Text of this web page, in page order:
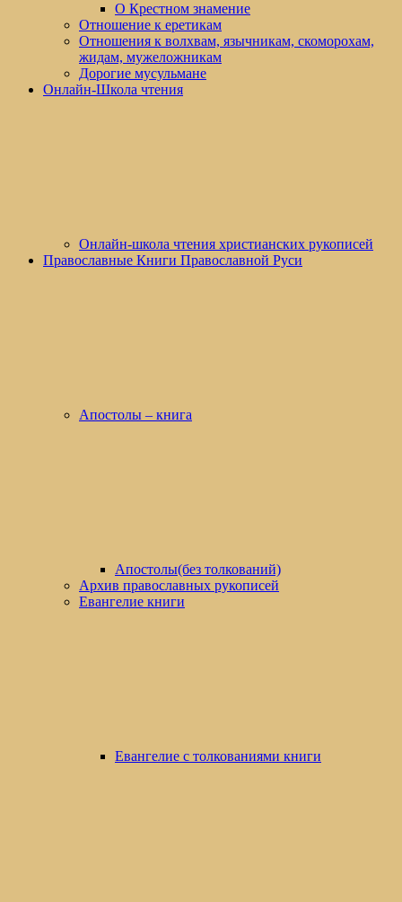
О Крестном знамение
Отношение к еретикам
Отношения к волхвам, язычникам, скоморохам,
жидам, мужеложникам
Дорогие мусульмане
Онлайн-Школа чтения
Онлайн-школа чтения христианских рукописей
Православные Книги Православной Руси
Апостолы – книга
Апостолы(без толкований)
Архив православных рукописей
Евангелие книги
Евангелие с толкованиями книги